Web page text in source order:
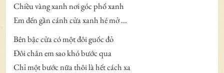
Chiều vàng xanh nơi góc phố xanh
Em đến gần cánh cửa xanh hé mở ...
Bên bậc cửa có một đôi guốc đỏ
Đôi chân em sao khó bước qua
Chỉ một bước nữa thôi là hết cách xa